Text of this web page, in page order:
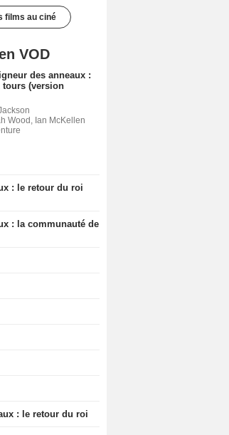
films au ciné
VOD
des anneaux :
tours (version
Wood, Ian McKellen
: le retour du roi
: la communauté de
: le retour du roi